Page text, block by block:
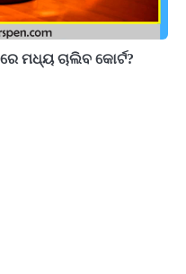
ମଧ୍ୟ ଚାଲିବ କୋର୍ଟ?